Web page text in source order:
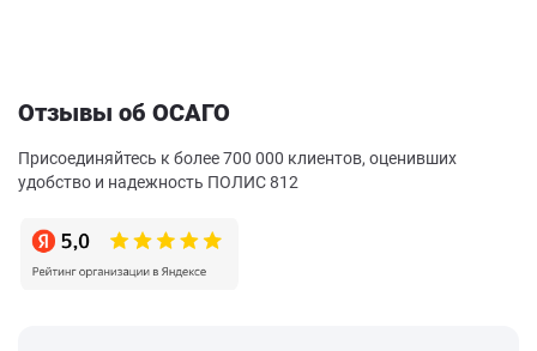
Отзывы об ОСАГО
Присоединяйтесь к более 700 000 клиентов, оценивших
удобство и надежность ПОЛИС 812